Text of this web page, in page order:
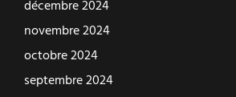
décembre 2024
novembre 2024
octobre 2024
septembre 2024